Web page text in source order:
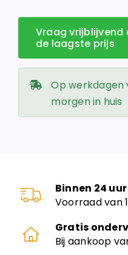
Vraag vrijblijvend
de laagste prijs
Op werkdagen
morgen in huis
Binnen 24
Voorraad van
Gratis
Bij aankoop